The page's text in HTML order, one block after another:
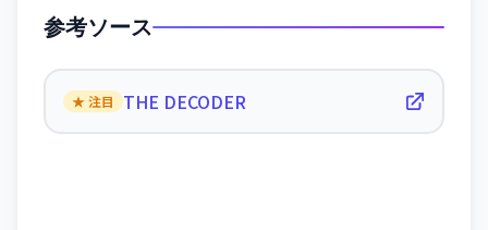
参考ソース
★ 注目 THE DECODER